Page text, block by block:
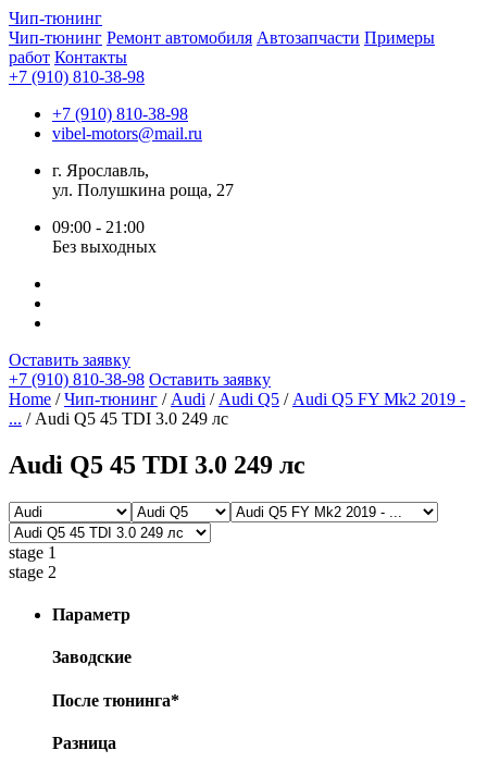
Чип-тюнинг
Чип-тюнинг Ремонт автомобиля Автозапчасти Примеры
работ Контакты
+7 (910) 810-38-98
+7 (910) 810-38-98
vibel-motors@mail.ru
г. Ярославль,
ул. Полушкина роща, 27
09:00 - 21:00
Без выходных
Оставить заявку
+7 (910) 810-38-98 Оставить заявку
Home /Чип-тюнинг / Audi / Audi Q5 / Audi Q5 FY Mk2 2019 -
... / Audi Q5 45 TDI 3.0 249 лс
Audi Q5 45 TDI 3.0 249 лс
stage 1
stage 2
Параметр
Заводские
После тюнинга*
Разница